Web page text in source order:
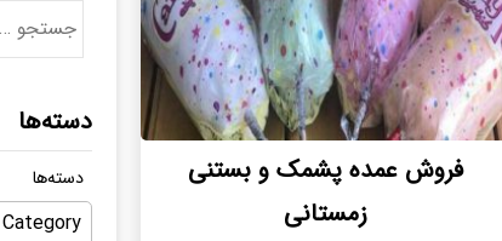
فروش عمده پشمک و بستنی
زمستانی
دسته‌ها
دسته‌ها